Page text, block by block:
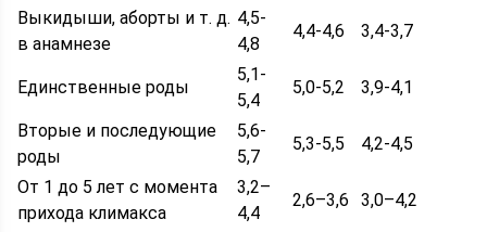
Выкидыши, аборты и т. д.
в анамнезе
4,5-
4,8
4,4-4,6 3,4-3,7
Единственные роды
5,1-
5,4
5,0-5,2 3,9-4,1
Вторые и последующие
роды
5,6-
5,7
5,3-5,5 4,2-4,5
От 1 до 5 лет с момента
прихода климакса
3,2–
4,4
2,6–3,6 3,0–4,2